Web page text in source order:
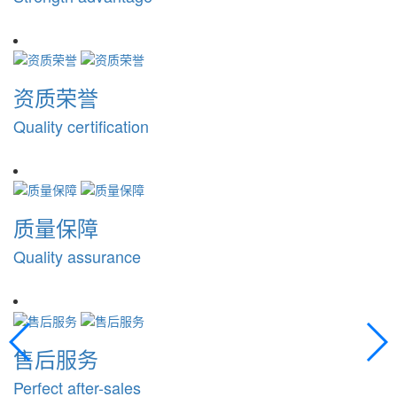
资质荣誉
Quality certification
质量保障
Quality assurance
售后服务
Perfect after-sales